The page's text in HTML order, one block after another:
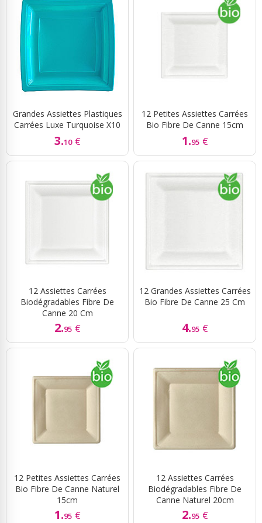
Grandes Assiettes Plastiques
Carrées Luxe Turquoise X10
3.10 €
12 Petites Assiettes Carrées
Bio Fibre De Canne 15cm
1.95 €
12 Assiettes Carrées
Biodégradables Fibre De
Canne 20 Cm
2.95 €
12 Grandes Assiettes Carrées
Bio Fibre De Canne 25 Cm
4.95 €
12 Petites Assiettes Carrées
Bio Fibre De Canne Naturel
15cm
1.95 €
12 Assiettes Carrées
Biodégradables Fibre De
Canne Naturel 20cm
2.95 €